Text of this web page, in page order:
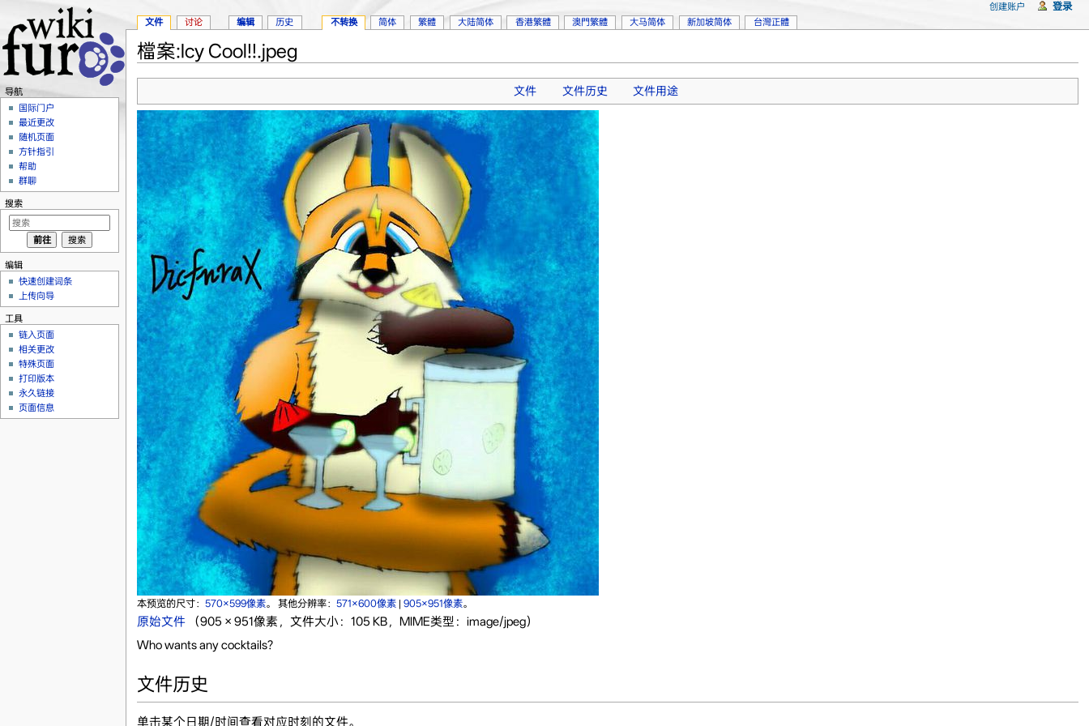
檔案:Icy Cool!!.jpeg
文件 文件历史 文件用途
本预览的尺寸： 570×599像素。 其他分辨率： 571×600像素| 905×951像素。
原始文件‎
（905 × 951像素，文件大小：105 KB，MIME类型：image/jpeg）
Who wants any cocktails?
文件历史
单击某个日期/时间查看对应时刻的文件。
文件 讨论 编辑 历史 不转换 简体 繁體 大陆简体 香港繁體 澳門繁體 大马简体 新加坡简体 台灣正體
创建账户 登录
导航
国际门户
最近更改
随机页面
方针指引
帮助
群聊
搜索
编辑
快速创建词条
上传向导
工具
链入页面
相关更改
特殊页面
打印版本
永久链接
页面信息